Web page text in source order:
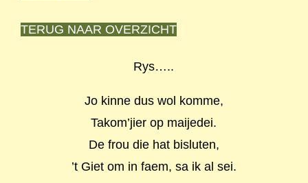
TERUG NAAR OVERZICHT
Rys…..
Jo kinne dus wol komme,
Takom’jier op maijedei.
De frou die hat bisluten,
’t Giet om in faem, sa ik al sei.